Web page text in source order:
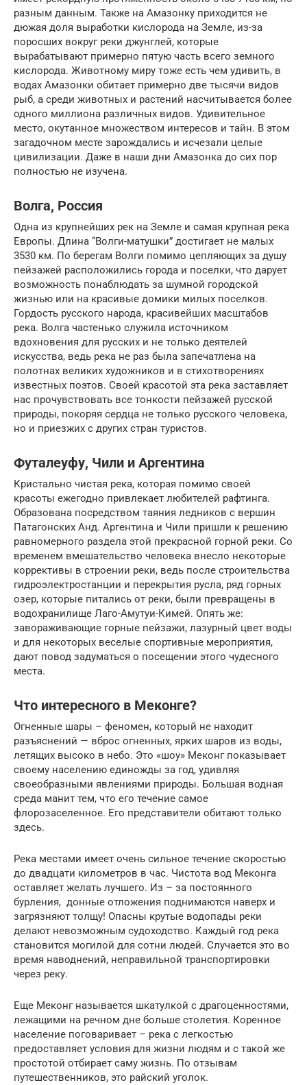
разным данным. Также на Амазонку приходится не
дюжая доля выработки кислорода на Земле, из-за
поросших вокруг реки джунглей, которые
вырабатывают примерно пятую часть всего земного
кислорода. Животному миру тоже есть чем удивить, в
водах Амазонки обитает примерно две тысячи видов
рыб, а среди животных и растений насчитывается более
одного миллиона различных видов. Удивительное
место, окутанное множеством интересов и тайн. В этом
загадочном месте зарождались и исчезали целые
цивилизации. Даже в наши дни Амазонка до сих пор
полностью не изучена.
Волга, Россия
Одна из крупнейших рек на Земле и самая крупная река
Европы. Длина “Волги-матушки” достигает не малых
3530 км. По берегам Волги помимо цепляющих за душу
пейзажей расположились города и поселки, что дарует
возможность понаблюдать за шумной городской
жизнью или на красивые домики милых поселков.
Гордость русского народа, красивейших масштабов
река. Волга частенько служила источником
вдохновения для русских и не только деятелей
искусства, ведь река не раз была запечатлена на
полотнах великих художников и в стихотворениях
известных поэтов. Своей красотой эта река заставляет
нас прочувствовать все тонкости пейзажей русской
природы, покоряя сердца не только русского человека,
но и приезжих с других стран туристов.
Футалеуфу, Чили и Аргентина
Кристально чистая река, которая помимо своей
красоты ежегодно привлекает любителей рафтинга.
Образована посредством таяния ледников с вершин
Патагонских Анд. Аргентина и Чили пришли к решению
равномерного раздела этой прекрасной горной реки. Со
временем вмешательство человека внесло некоторые
коррективы в строении реки, ведь после строительства
гидроэлектростанции и перекрытия русла, ряд горных
озер, которые питались от реки, были превращены в
водохранилище Лаго-Амутуи-Кимей. Опять же:
завораживающие горные пейзажи, лазурный цвет воды
и для некоторых веселые спортивные мероприятия,
дают повод задуматься о посещении этого чудесного
места.
Что интересного в Меконге?
Огненные шары – феномен, который не находит
разъяснений — вброс огненных, ярких шаров из воды,
летящих высоко в небо. Это «шоу» Меконг показывает
своему населению единожды за год, удивляя
своеобразными явлениями природы. Большая водная
среда манит тем, что его течение самое
флорозаселенное. Его представители обитают только
здесь.
Река местами имеет очень сильное течение скоростью
до двадцати километров в час. Чистота вод Меконга
оставляет желать лучшего. Из – за постоянного
бурления, донные отложения поднимаются наверх и
загрязняют толщу! Опасны крутые водопады реки
делают невозможным судоходство. Каждый год река
становится могилой для сотни людей. Случается это во
время наводнений, неправильной транспортировки
через реку.
Еще Меконг называется шкатулкой с драгоценностями,
лежащими на речном дне больше столетия. Коренное
население поговаривает – река с легкостью
предоставляет условия для жизни людям и с такой же
простотой отбирает саму жизнь. По отзывам
путешественников, это райский уголок.